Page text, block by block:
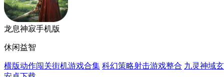
龙息神寂手机版
休闲益智
横版动作闯关街机游戏合集 科幻策略射击游戏整合 九灵神域